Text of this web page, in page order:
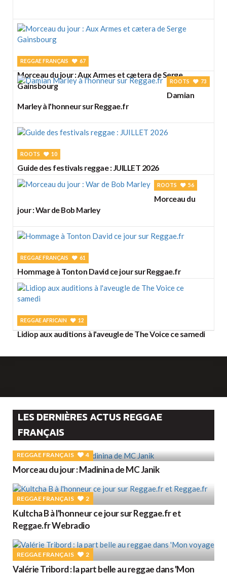
REGGAE FRANÇAIS 67
Morceau du jour : Aux Armes et cætera de Serge
Gainsbourg
ROOTS 73
Damian
Marley à l'honneur sur Reggae.fr
ROOTS 10
Guide des festivals reggae : JUILLET 2026
ROOTS 56
Morceau du
jour : War de Bob Marley
REGGAE FRANÇAIS 61
Hommage à Tonton David ce jour sur Reggae.fr
REGGAE AFRICAIN 12
Lidiop aux auditions à l'aveugle de The Voice ce samedi
LES DERNIÈRES ACTUS REGGAE
FRANÇAIS
REGGAE FRANÇAIS 4
Morceau du jour : Madinina de MC Janik
REGGAE FRANÇAIS 2
Kultcha B à l'honneur ce jour sur Reggae.fr et
Reggae.fr Webradio
REGGAE FRANÇAIS 2
Valérie Tribord : la part belle au reggae dans 'Mon